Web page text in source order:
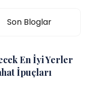
Son Bloglar
En İyi Yerler
İpuçları